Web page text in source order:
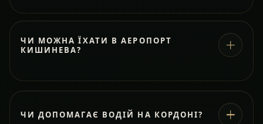
ЧИ МОЖНА ЇХАТИ В АЕРОПОРТ
КИШИНЕВА?
ЧИ ДОПОМАГАЄ ВОДІЙ НА КОРДОНІ?